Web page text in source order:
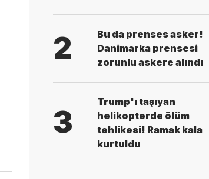
2
Bu da prenses asker!
Danimarka prensesi
zorunlu askere alındı
3
Trump'ı taşıyan
helikopterde ölüm
tehlikesi! Ramak kala
kurtuldu